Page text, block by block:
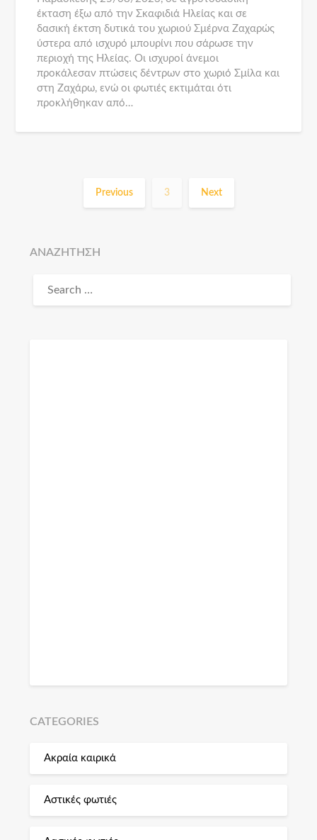
έκταση έξω από την Σκαφιδιά Ηλείας και σε
δασική έκτση δυτικά του χωριού Σμέρνα Ζαχαρώς
ύστερα από ισχυρό μπουρίνι που σάρωσε την
περιοχή της Ηλείας. Οι ισχυροί άνεμοι
προκάλεσαν πτώσεις δέντρων στο χωριό Σμίλα και
στη Ζαχάρω, ενώ οι φωτιές εκτιμάται ότι
προκλήθηκαν από…
Previous 3 Next
ΑΝΑΖΗΤΗΣΗ
CATEGORIES
Ακραία καιρικά
Αστικές φωτιές